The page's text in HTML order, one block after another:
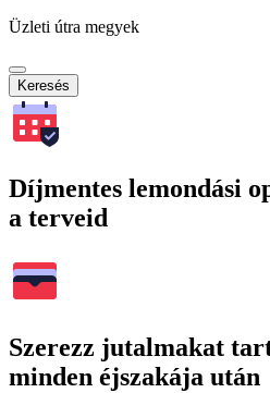
Üzleti útra megyek
Keresés
Díjmentes lemondási
a terveid
Szerezz jutalmakat
minden éjszakája után